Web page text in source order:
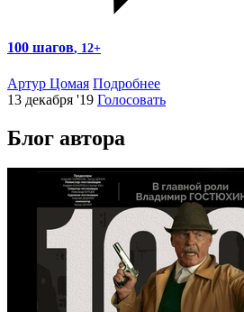
100 шагов, 12+
Артур Цомая Подробнее
13 декабря '19 Голосовать
Блог автора